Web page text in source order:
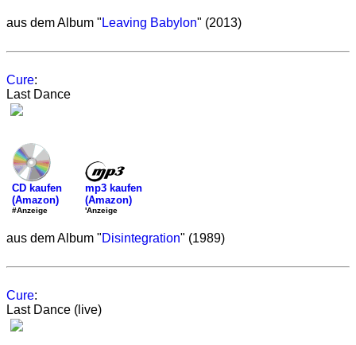
aus dem Album " Leaving Babylon" (2013)
Cure:
Last Dance
CD kaufen
(Amazon)
#Anzeige
mp3 kaufen
(Amazon)
'Anzeige
aus dem Album "Disintegration" (1989)
Cure:
Last Dance (live)